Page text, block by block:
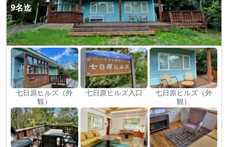
9名迄
七日原ヒルズ（外
観）
七日原ヒルズ入口
七日原ヒルズ（外
観）